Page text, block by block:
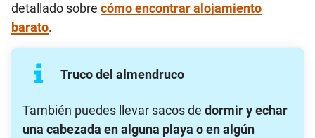
detallado sobre cómo encontrar alojamiento
barato.
Truco del almendruco
También puedes llevar sacos de dormir y echar
una cabezada en alguna playa o en algún